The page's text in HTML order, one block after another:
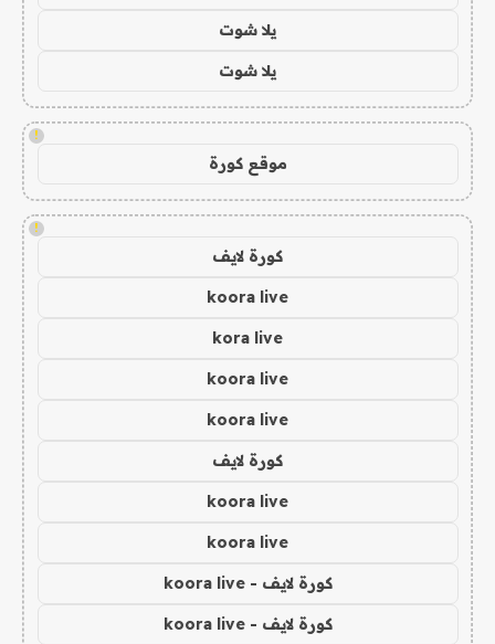
يلا شوت
يلا شوت
!
موقع كورة
!
كورة لايف
koora live
kora live
koora live
koora live
كورة لايف
koora live
koora live
كورة لايف - koora live
كورة لايف - koora live